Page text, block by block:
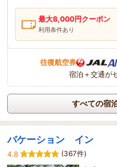
最大8,000円クーポン
利用条件あり
往復航空券
宿泊＋交通が
すべての宿
バケーション イン
4.8
(367件)